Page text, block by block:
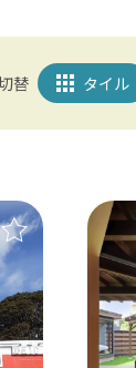
ミュージ
/ 幕張メッセ /
/ 野田 / 清水公
勝寺 / 銚子（
5km以内
替 タイル